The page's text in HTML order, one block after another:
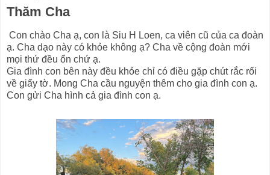
Thăm Cha
Con chào Cha ạ, con là Siu H Loen, ca viên cũ của ca đoàn
ạ. Cha dạo này có khỏe không ạ? Cha về cộng đoàn mới
mọi thứ đều ổn chứ ạ.
Gia đình con bên này đều khỏe chỉ có điều gặp chút rắc rối
về giấy tờ. Mong Cha cầu nguyện thêm cho gia đình con ạ.
Con gửi Cha hình cả gia đình con ạ.